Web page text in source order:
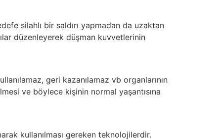
silahlı bir saldırı yapmadan da uzaktan
düzenleyerek düşman kuvvetlerinin
geri kazanılamaz vb organlarının
ve böylece kişinin normal yaşantısına
kullanılması gereken teknolojilerdir.